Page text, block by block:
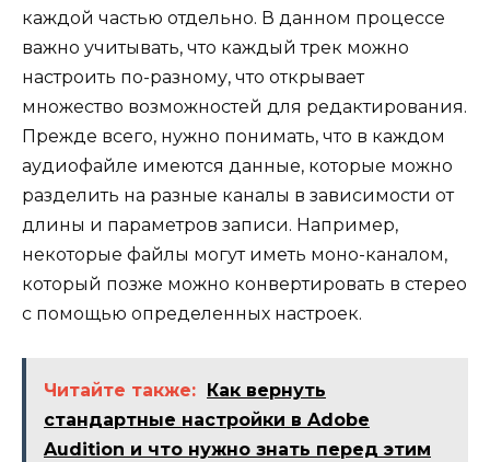
каждой частью отдельно. В данном процессе
важно учитывать, что каждый трек можно
настроить по-разному, что открывает
множество возможностей для редактирования.
Прежде всего, нужно понимать, что в каждом
аудиофайле имеются данные, которые можно
разделить на разные каналы в зависимости от
длины и параметров записи. Например,
некоторые файлы могут иметь моно-каналом,
который позже можно конвертировать в стерео
с помощью определенных настроек.
Читайте также:
Как вернуть
стандартные настройки в Adobe
Audition и что нужно знать перед этим